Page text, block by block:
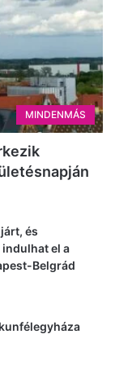
MINDENMÁS
és
el a
Belgrád